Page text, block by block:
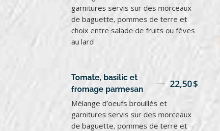
garnitures servis sur des morceaux
de baguette, pommes de terre et
choix entre salade de fruits ou fèves
au lard
Tomate, basilic et
fromage parmesan
$
22,50
Mélange d’oeufs brouillés et
garnitures servis sur des morceaux
de baguette, pommes de terre et